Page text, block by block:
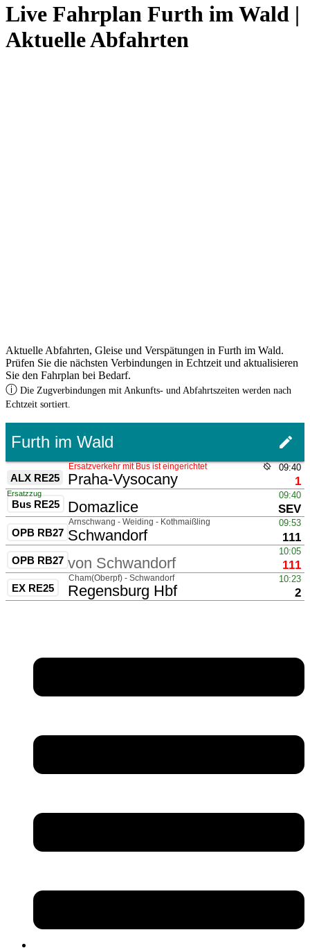
Live Fahrplan Furth im Wald |
Aktuelle Abfahrten
Aktuelle Abfahrten, Gleise und Verspätungen in Furth im Wald.
Prüfen Sie die nächsten Verbindungen in Echtzeit und aktualisieren
Sie den Fahrplan bei Bedarf.
ⓘ Die Zugverbindungen mit Ankunfts- und Abfahrtszeiten werden nach
Echtzeit sortiert.